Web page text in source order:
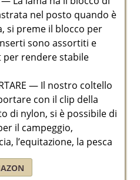
nel posto quando è
si preme il blocco per
sono assortiti e
per rendere stabile
— Il nostro coltello
con il clip della
di nylon, si è possibile di
il campeggio,
l’equitazione, la pesca